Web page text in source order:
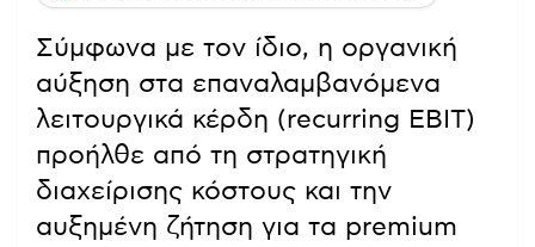
Σύμφωνα με τον ίδιο, η οργανική
αύξηση στα επαναλαμβανόμενα
λειτουργικά κέρδη (recurring EBIT)
προήλθε από τη στρατηγική
διαχείρισης κόστους και την
αυξημένη ζήτηση για τα premium